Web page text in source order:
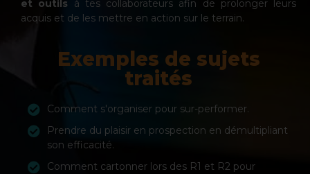
et outils à tes collaborateurs afin de prolonger leurs
acquis et de les mettre en action sur le terrain.
Exemples de sujets
traités
Comment s'organiser pour sur-performer.
Prendre du plaisir en prospection en démultipliant
son efficacité.
Comment cartonner lors des R1 et R2 pour